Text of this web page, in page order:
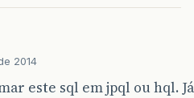
2014
este sql em jpql ou hql.